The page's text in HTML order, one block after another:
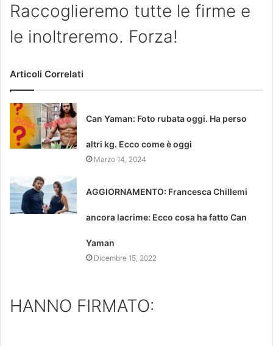
Raccoglieremo tutte le firme e
le inoltreremo. Forza!
Articoli Correlati
Can Yaman: Foto rubata oggi. Ha perso
altri kg. Ecco come è oggi
Marzo 14, 2024
AGGIORNAMENTO: Francesca Chillemi
ancora lacrime: Ecco cosa ha fatto Can
Yaman
Dicembre 15, 2022
HANNO FIRMATO: